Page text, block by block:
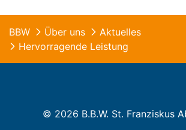
BBW Über uns
Aktuelles
Hervorragende Leistung
© 2026 B.B.W. St. Franziskus